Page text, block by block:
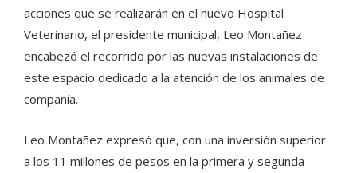
acciones que se realizarán en el nuevo Hospital
Veterinario, el presidente municipal, Leo Montañez
encabezó el recorrido por las nuevas instalaciones de
este espacio dedicado a la atención de los animales de
compañía.
Leo Montañez expresó que, con una inversión superior
a los 11 millones de pesos en la primera y segunda